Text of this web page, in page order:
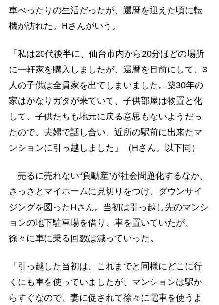
車べったりの生活だったが、還暦を迎えた頃に転
機が訪れた。Hさんがいう。
「私は20代後半に、仙台市内から20分ほどの場所
に一軒家を購入しましたが、還暦を目前にして、3
人の子供は全員家を出てしまいました。築30年の
家はかなりガタが来ていて、子供部屋は物置と化
して、子供たちも地元に戻る意思もないようだっ
たので、夫婦で話し合い、近所の駅前に出来たマ
ンションに引っ越しました」（Hさん。以下同）
売るに売れない“負動産”が社会問題化するなか、
さっさとマイホームに見切りをつけ、ダウンサイ
ジングを図ったHさん。当初は引っ越し先のマンシ
ョンの地下駐車場を借り、車を置いていたが、
徐々に車に乗る回数は減っていった。
「引っ越した当初は、これまでと同様にどこに行
くにも車を使っていましたが、マンションは駅か
らすぐなので、妻に促されて徐々に電車を使うよ